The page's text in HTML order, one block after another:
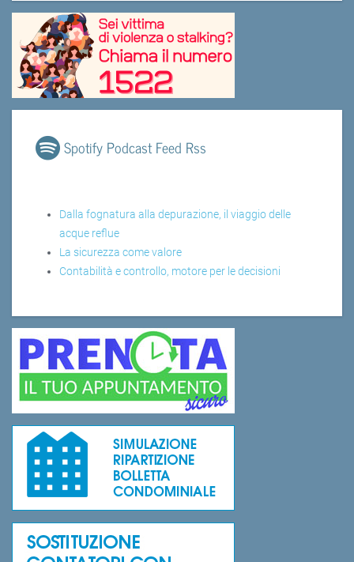
Spotify Podcast Feed Rss
Dalla fognatura alla depurazione, il viaggio delle
acque reflue
La sicurezza come valore
Contabilità e controllo, motore per le decisioni